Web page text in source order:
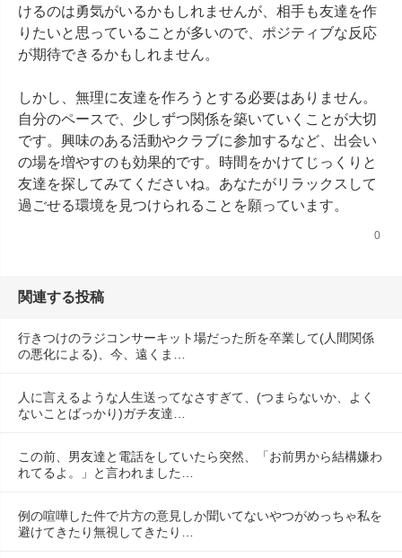
けるのは勇気がいるかもしれませんが、相手も友達を作
りたいと思っていることが多いので、ポジティブな反応
が期待できるかもしれません。
しかし、無理に友達を作ろうとする必要はありません。
自分のペースで、少しずつ関係を築いていくことが大切
です。興味のある活動やクラブに参加するなど、出会い
の場を増やすのも効果的です。時間をかけてじっくりと
友達を探してみてくださいね。あなたがリラックスして
過ごせる環境を見つけられることを願っています。
0
関連する投稿
行きつけのラジコンサーキット場だった所を卒業して(人間関係
の悪化による)、今、遠くま…
人に言えるような人生送ってなさすぎて、(つまらないか、よく
ないことばっかり)ガチ友達…
この前、男友達と電話をしていたら突然、「お前男から結構嫌わ
れてるよ。」と言われました…
例の喧嘩した件で片方の意見しか聞いてないやつがめっちゃ私を
避けてきたり無視してきたり…